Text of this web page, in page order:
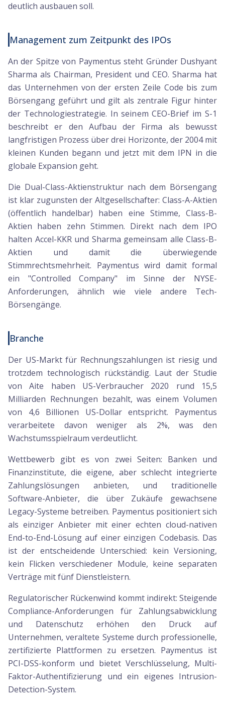
deutlich ausbauen soll.
Management zum Zeitpunkt des IPOs
An der Spitze von Paymentus steht Gründer Dushyant
Sharma als Chairman, President und CEO. Sharma hat
das Unternehmen von der ersten Zeile Code bis zum
Börsengang geführt und gilt als zentrale Figur hinter
der Technologiestrategie. In seinem CEO-Brief im S-1
beschreibt er den Aufbau der Firma als bewusst
langfristigen Prozess über drei Horizonte, der 2004 mit
kleinen Kunden begann und jetzt mit dem IPN in die
globale Expansion geht.
Die Dual-Class-Aktienstruktur nach dem Börsengang
ist klar zugunsten der Altgesellschafter: Class-A-Aktien
(öffentlich handelbar) haben eine Stimme, Class-B-
Aktien haben zehn Stimmen. Direkt nach dem IPO
halten Accel-KKR und Sharma gemeinsam alle Class-B-
Aktien und damit die überwiegende
Stimmrechtsmehrheit. Paymentus wird damit formal
ein "Controlled Company" im Sinne der NYSE-
Anforderungen, ähnlich wie viele andere Tech-
Börsengänge.
Branche
Der US-Markt für Rechnungszahlungen ist riesig und
trotzdem technologisch rückständig. Laut der Studie
von Aite haben US-Verbraucher 2020 rund 15,5
Milliarden Rechnungen bezahlt, was einem Volumen
von 4,6 Billionen US-Dollar entspricht. Paymentus
verarbeitete davon weniger als 2%, was den
Wachstumsspielraum verdeutlicht.
Wettbewerb gibt es von zwei Seiten: Banken und
Finanzinstitute, die eigene, aber schlecht integrierte
Zahlungslösungen anbieten, und traditionelle
Software-Anbieter, die über Zukäufe gewachsene
Legacy-Systeme betreiben. Paymentus positioniert sich
als einziger Anbieter mit einer echten cloud-nativen
End-to-End-Lösung auf einer einzigen Codebasis. Das
ist der entscheidende Unterschied: kein Versioning,
kein Flicken verschiedener Module, keine separaten
Verträge mit fünf Dienstleistern.
Regulatorischer Rückenwind kommt indirekt: Steigende
Compliance-Anforderungen für Zahlungsabwicklung
und Datenschutz erhöhen den Druck auf
Unternehmen, veraltete Systeme durch professionelle,
zertifizierte Plattformen zu ersetzen. Paymentus ist
PCI-DSS-konform und bietet Verschlüsselung, Multi-
Faktor-Authentifizierung und ein eigenes Intrusion-
Detection-System.